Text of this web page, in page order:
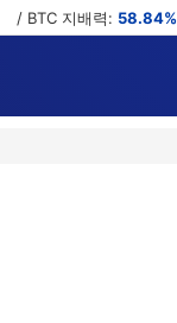
/ BTC 지배력: 58.84%